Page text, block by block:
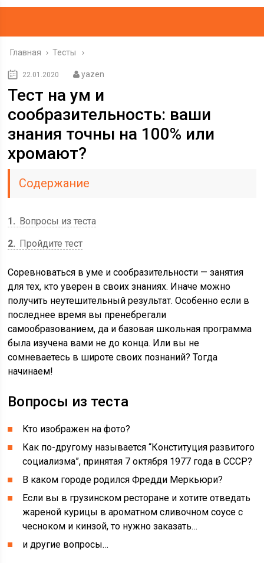
Главная › Тесты
22.01.2020 yazen
Тест на ум и
сообразительность: ваши
знания точны на 100% или
хромают?
Содержание
1
Вопросы из теста
2
Пройдите тест
Соревноваться в уме и сообразительности — занятия
для тех, кто уверен в своих знаниях. Иначе можно
получить неутешительный результат. Особенно если в
последнее время вы пренебрегали
самообразованием, да и базовая школьная программа
была изучена вами не до конца. Или вы не
сомневаетесь в широте своих познаний? Тогда
начинаем!
Вопросы из теста
Кто изображен на фото?
Как по-другому называется “Конституция развитого
социализма”, принятая 7 октября 1977 года в СССР?
В каком городе родился Фредди Меркьюри?
Если вы в грузинском ресторане и хотите отведать
жареной курицы в ароматном сливочном соусе с
чесноком и кинзой, то нужно заказать…
и другие вопросы…